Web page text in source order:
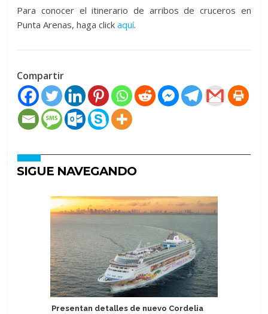
Para conocer el itinerario de arribos de cruceros en
Punta Arenas, haga clickaquí.
Compartir
SIGUE NAVEGANDO
Presentan detalles de nuevo Cordelia